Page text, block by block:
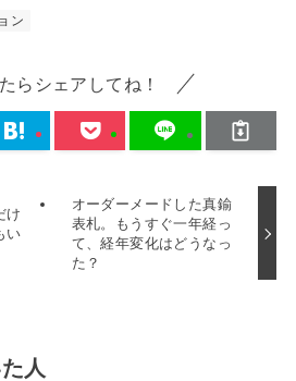
ン
らシェアしてね！
け
い
オーダーメードした真鍮
表札。もうすぐ一年経っ
て、経年変化はどうなっ
た？
人